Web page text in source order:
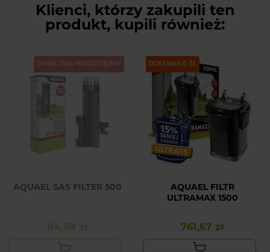
Klienci, którzy zakupili ten
produkt, kupili również:
CHWILOWO NIEDOSTĘPNY
AQUAEL SAS FILTER 500
Cena
84,99 zł
DOSTAWA 0 ZŁ
AQUAEL FILTR
ULTRAMAX 1500
Cena
761,67 zł